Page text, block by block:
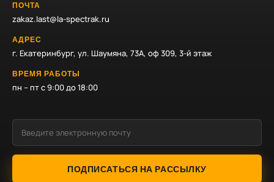
ПОЧТА
zakaz.last@la-spectrak.ru
АДРЕС
г. Екатеринбург, ул. Шаумяна, 73А, оф 309, 3-й этаж
ВРЕМЯ РАБОТЫ
пн – пт с 9:00 до 18:00
ПОДПИСАТЬСЯ НА РАССЫЛКУ